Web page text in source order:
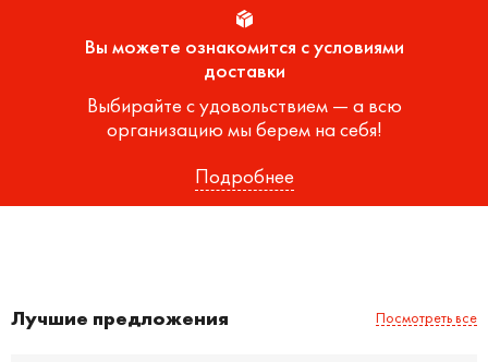
Вы можете ознакомится с условиями
доставки
Выбирайте с удовольствием — а всю
организацию мы берем на себя!
Подробнее
Лучшие предложения Посмотреть все